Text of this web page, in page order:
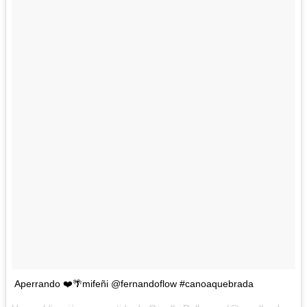
Aperrando ❤️🌴mifeñi @fernandoflow #canoaquebrada